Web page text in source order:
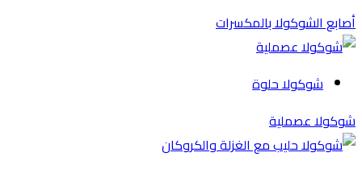
أصابع الشوكولا بالمكسرات
شوكولا حلوة
شوكولا عصملية